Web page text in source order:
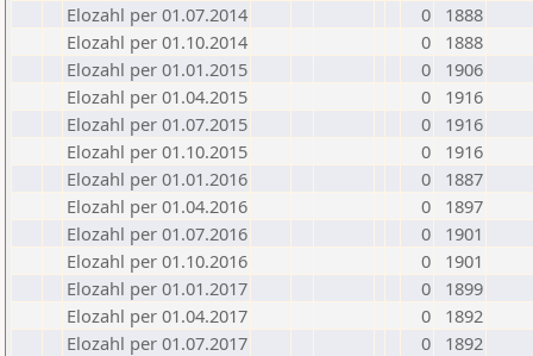
Elozahl per 01.07.2014
0
1888
Elozahl per 01.10.2014
0
1888
Elozahl per 01.01.2015
0
1906
Elozahl per 01.04.2015
0
1916
Elozahl per 01.07.2015
0
1916
Elozahl per 01.10.2015
0
1916
Elozahl per 01.01.2016
0
1887
Elozahl per 01.04.2016
0
1897
Elozahl per 01.07.2016
0
1901
Elozahl per 01.10.2016
0
1901
Elozahl per 01.01.2017
0
1899
Elozahl per 01.04.2017
0
1892
Elozahl per 01.07.2017
0
1892